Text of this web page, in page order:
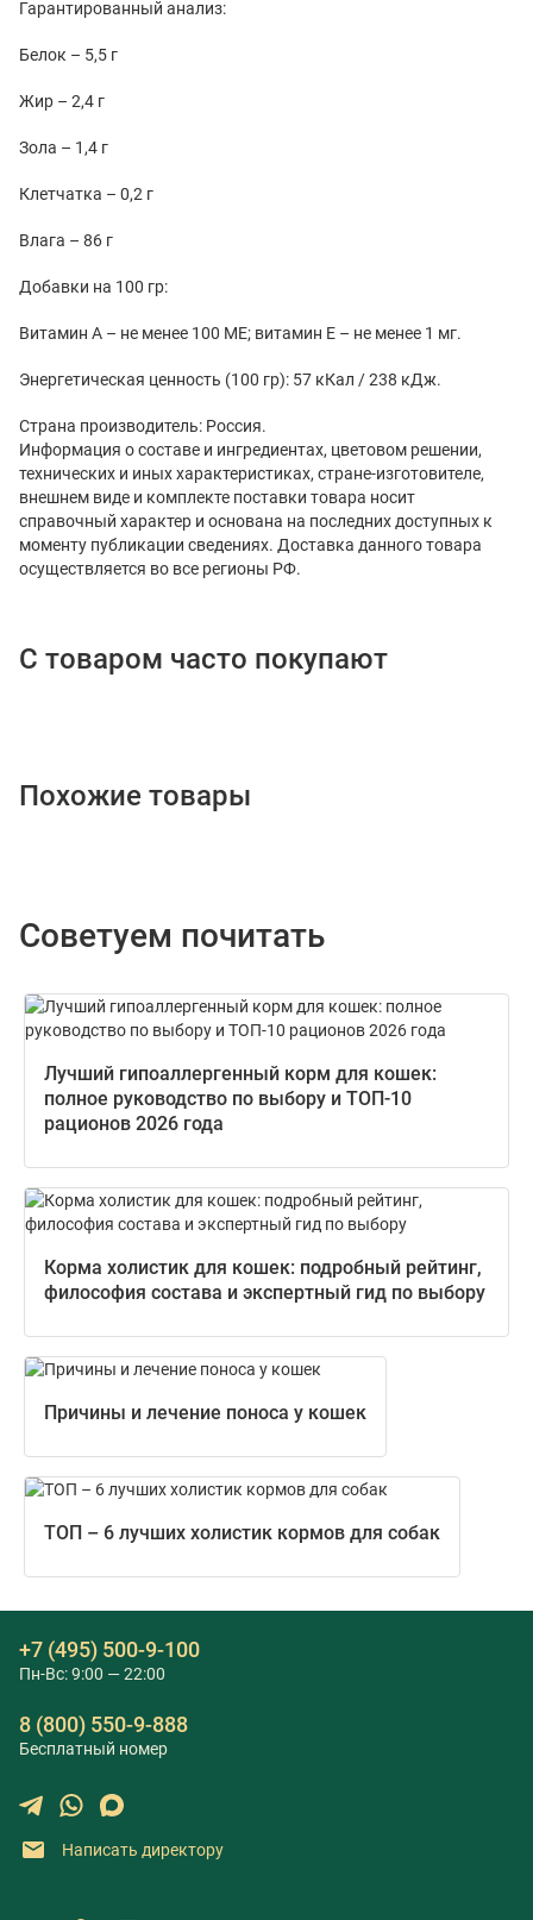
Гарантированный анализ:
Белок – 5,5 г
Жир – 2,4 г
Зола – 1,4 г
Клетчатка – 0,2 г
Влага – 86 г
Добавки на 100 гр:
Витамин А – не менее 100 МЕ; витамин Е – не менее 1 мг.
Энергетическая ценность (100 гр): 57 кКал / 238 кДж.
Страна производитель: Россия.
Информация о составе и ингредиентах, цветовом решении,
технических и иных характеристиках, стране-изготовителе,
внешнем виде и комплекте поставки товара носит
справочный характер и основана на последних доступных к
моменту публикации сведениях. Доставка данного товара
осуществляется во все регионы РФ.
С товаром часто покупают
Похожие товары
Советуем почитать
Лучший гипоаллергенный корм для кошек:
полное руководство по выбору и ТОП-10
рационов 2026 года
Корма холистик для кошек: подробный рейтинг,
философия состава и экспертный гид по выбору
Причины и лечение поноса у кошек
ТОП – 6 лучших холистик кормов для собак
+7 (495) 500-9-100
Пн-Вс: 9:00 — 22:00
8 (800) 550-9-888
Бесплатный номер
Написать директору